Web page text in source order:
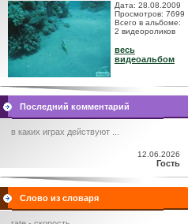
Дата: 28.08.2009
Просмотров: 7699
Всего в альбоме:
2 видеороликов
весь
видеоальбом
Последний комментарий
в каких играх действуют ...
12.06.2026
Гость
Слово из словаря